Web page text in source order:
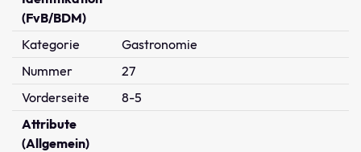
(FvB/BDM)
Kategorie
Gastronomie
Nummer
27
Vorderseite
8-5
Attribute
(Allgemein)